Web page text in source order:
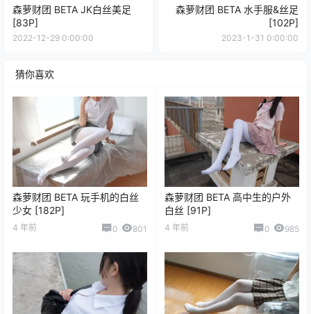
森萝财团 BETA JK白丝美足
[83P]
2022-12-29 0:00:00
森萝财团 BETA 水手服&丝足
[102P]
2023-1-31 0:00:00
猜你喜欢
森萝财团 BETA 玩手机的白丝
少女 [182P]
4 年前 0 801
森萝财团 BETA 高中生的户外
白丝 [91P]
4 年前 0 985